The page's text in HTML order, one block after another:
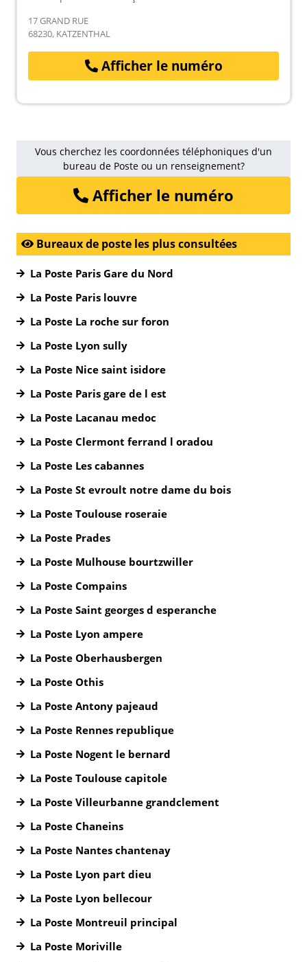
17 GRAND RUE
68230, KATZENTHAL
Afficher le numéro
Vous cherchez les coordonnées téléphoniques d'un
bureau de Poste ou un renseignement?
Afficher le numéro
Bureaux de poste les plus consultées
La Poste Paris Gare du Nord
La Poste Paris louvre
La Poste La roche sur foron
La Poste Lyon sully
La Poste Nice saint isidore
La Poste Paris gare de l est
La Poste Lacanau medoc
La Poste Clermont ferrand l oradou
La Poste Les cabannes
La Poste St evroult notre dame du bois
La Poste Toulouse roseraie
La Poste Prades
La Poste Mulhouse bourtzwiller
La Poste Compains
La Poste Saint georges d esperanche
La Poste Lyon ampere
La Poste Oberhausbergen
La Poste Othis
La Poste Antony pajeaud
La Poste Rennes republique
La Poste Nogent le bernard
La Poste Toulouse capitole
La Poste Villeurbanne grandclement
La Poste Chaneins
La Poste Nantes chantenay
La Poste Lyon part dieu
La Poste Lyon bellecour
La Poste Montreuil principal
La Poste Moriville